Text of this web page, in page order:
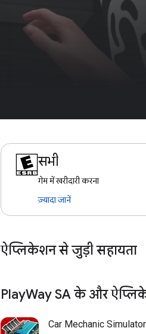
सभी
गेम में खरीदारी करना
ज़्यादा जानें
ऐप्लिकेशन से जुड़ी सहायता
PlayWay SA के और
Car Mechanic